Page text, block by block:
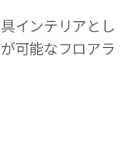
インテリアとし
可能なフロアラ